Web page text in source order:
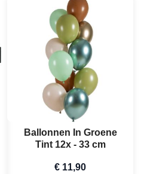
Ballonnen In Groene
Tint 12x - 33 cm
€ 11,90